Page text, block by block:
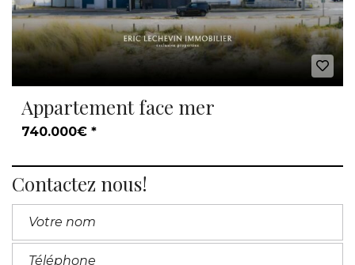
Appartement face mer
740.000€ *
Contactez nous!